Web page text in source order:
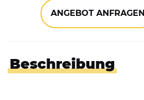
ANGEBOT ANFRAGEN
Beschreibung